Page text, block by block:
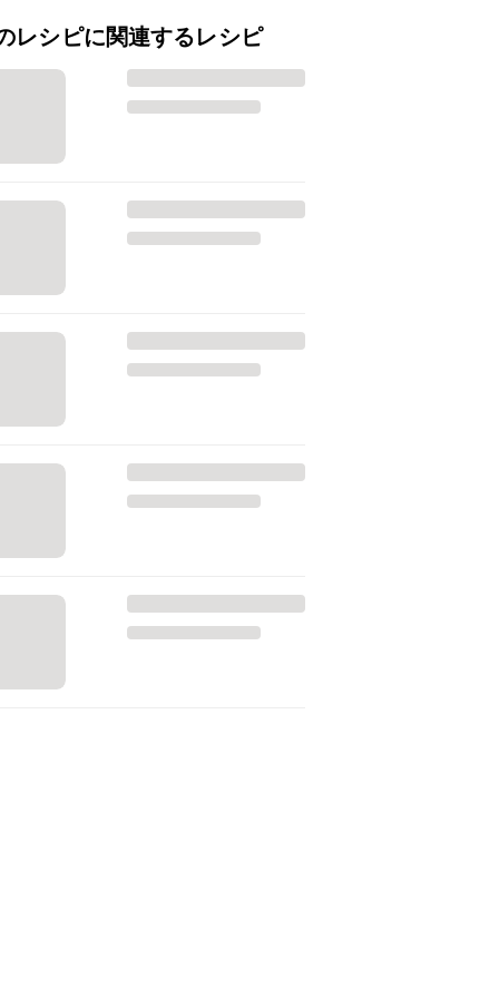
レシピに関連するレシピ